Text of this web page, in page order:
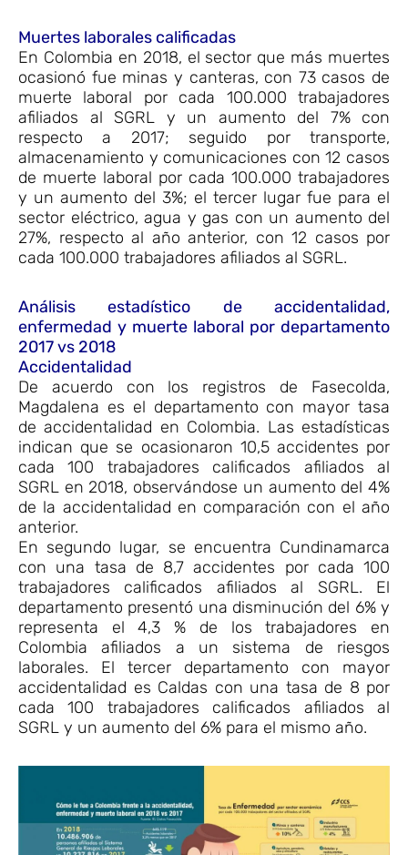
Muertes laborales calificadas
En Colombia en 2018, el sector que más muertes
ocasionó fue minas y canteras, con 73 casos de
muerte laboral por cada 100.000 trabajadores
afiliados al SGRL y un aumento del 7% con
respecto a 2017; seguido por transporte,
almacenamiento y comunicaciones con 12 casos
de muerte laboral por cada 100.000 trabajadores
y un aumento del 3%; el tercer lugar fue para el
sector eléctrico, agua y gas con un aumento del
27%, respecto al año anterior, con 12 casos por
cada 100.000 trabajadores afiliados al SGRL.
Análisis estadístico de accidentalidad,
enfermedad y muerte laboral por departamento
2017 vs 2018
Accidentalidad
De acuerdo con los registros de Fasecolda,
Magdalena es el departamento con mayor tasa
de accidentalidad en Colombia. Las estadísticas
indican que se ocasionaron 10,5 accidentes por
cada 100 trabajadores calificados afiliados al
SGRL en 2018, observándose un aumento del 4%
de la accidentalidad en comparación con el año
anterior.
En segundo lugar, se encuentra Cundinamarca
con una tasa de 8,7 accidentes por cada 100
trabajadores calificados afiliados al SGRL. El
departamento presentó una disminución del 6% y
representa el 4,3 % de los trabajadores en
Colombia afiliados a un sistema de riesgos
laborales. El tercer departamento con mayor
accidentalidad es Caldas con una tasa de 8 por
cada 100 trabajadores calificados afiliados al
SGRL y un aumento del 6% para el mismo año.